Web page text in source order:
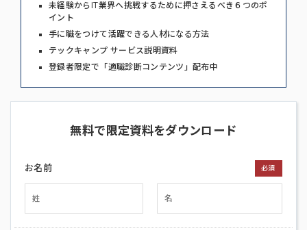
未経験からIT業界へ挑戦するために押さえるべき６つのポ
イント
手に職をつけて活躍できる人材になる方法
テックキャンプ サービス説明資料
登録者限定で「適職診断コンテンツ」配布中
無料で限定資料をダウンロード
お名前 必須